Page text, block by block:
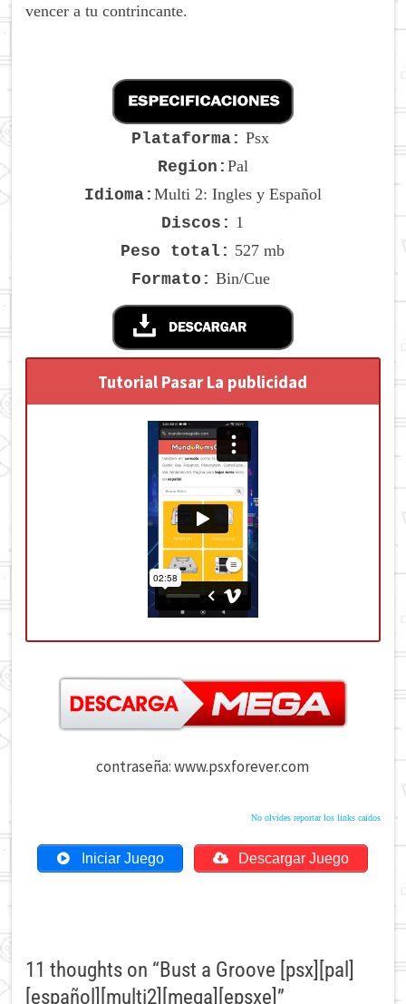
vencer a tu contrincante.
Plataforma: Psx
Region: Pal
Idioma: Multi 2: Ingles y Español
Discos: 1
Peso total: 527 mb
Formato: Bin/Cue
Tutorial Pasar La publicidad
contraseña: www.psxforever.com
No olvides reportar los links caidos
Iniciar Juego Descargar Juego
11 thoughts on “Bust a Groove [psx][pal]
[español][multi2][mega][epsxe] ”